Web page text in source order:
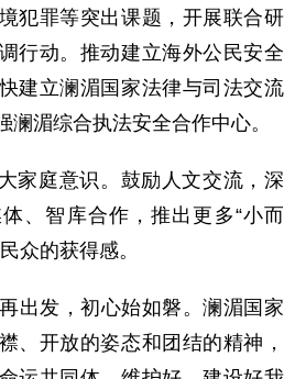
犯罪等突出课题，开展联合研
行动。推动建立海外公民安全
建立澜湄国家法律与司法交流
澜湄综合执法安全合作中心。
家庭意识。鼓励人文交流，深
、智库合作，推出更多“小而
众的获得感。
出发，初心始如磐。澜湄国家
、开放的姿态和团结的精神，